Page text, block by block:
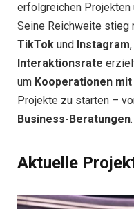
erfolgreichen Projekten
Seine Reichweite stieg
TikTok und Instagram
Interaktionsrate
um Kooperationen
Projekte zu starten –
Business-Beratungen.
Aktuelle